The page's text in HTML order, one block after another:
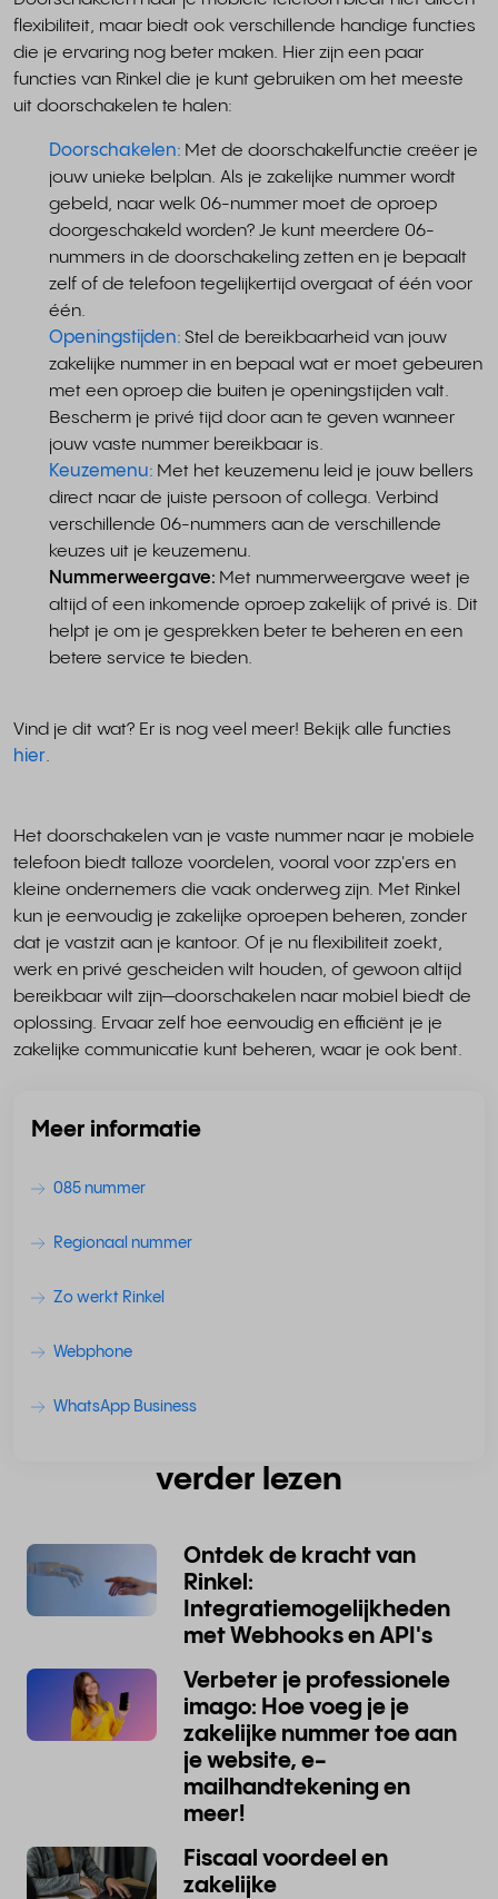
flexibiliteit, maar biedt ook verschillende handige functies
die je ervaring nog beter maken. Hier zijn een paar
functies van Rinkel die je kunt gebruiken om het meeste
uit doorschakelen te halen:
Doorschakelen: Met de doorschakelfunctie creëer je
jouw unieke belplan. Als je zakelijke nummer wordt
gebeld, naar welk 06-nummer moet de oproep
doorgeschakeld worden? Je kunt meerdere 06-
nummers in de doorschakeling zetten en je bepaalt
zelf of de telefoon tegelijkertijd overgaat of één voor
één.
Openingstijden: Stel de bereikbaarheid van jouw
zakelijke nummer in en bepaal wat er moet gebeuren
met een oproep die buiten je openingstijden valt.
Bescherm je privé tijd door aan te geven wanneer
jouw vaste nummer bereikbaar is.
Keuzemenu: Met het keuzemenu leid je jouw bellers
direct naar de juiste persoon of collega. Verbind
verschillende 06-nummers aan de verschillende
keuzes uit je keuzemenu.
Nummerweergave: Met nummerweergave weet je
altijd of een inkomende oproep zakelijk of privé is. Dit
helpt je om je gesprekken beter te beheren en een
betere service te bieden.
Vind je dit wat? Er is nog veel meer! Bekijk alle functies
hier.
Het doorschakelen van je vaste nummer naar je mobiele
telefoon biedt talloze voordelen, vooral voor zzp'ers en
kleine ondernemers die vaak onderweg zijn. Met Rinkel
kun je eenvoudig je zakelijke oproepen beheren, zonder
dat je vastzit aan je kantoor. Of je nu flexibiliteit zoekt,
werk en privé gescheiden wilt houden, of gewoon altijd
bereikbaar wilt zijn—doorschakelen naar mobiel biedt de
oplossing. Ervaar zelf hoe eenvoudig en efficiënt je je
zakelijke communicatie kunt beheren, waar je ook bent.
Meer informatie
085 nummer
Regionaal nummer
Zo werkt Rinkel
Webphone
WhatsApp Business
verder lezen
Ontdek de kracht van
Rinkel:
Integratiemogelijkheden
met Webhooks en API's
Verbeter je professionele
imago: Hoe voeg je je
zakelijke nummer toe aan
je website, e-
mailhandtekening en
meer!
Fiscaal voordeel en
zakelijke